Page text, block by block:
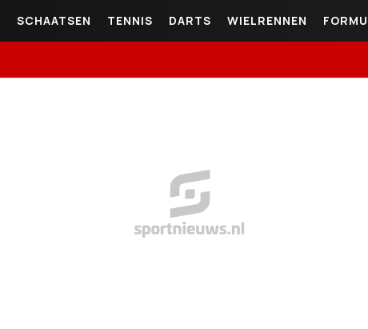
SCHAATSEN TENNIS DARTS WIELRENNEN